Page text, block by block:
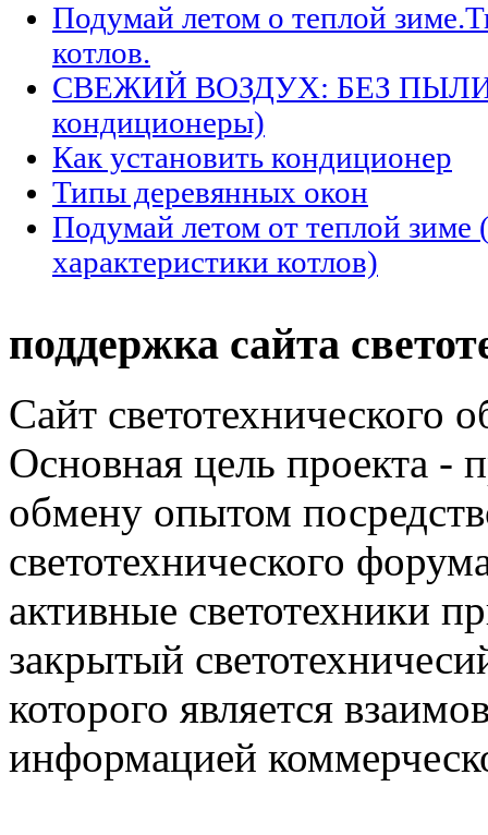
Подумай летом о теплой
котлов.
СВЕЖИЙ ВОЗДУХ: БЕЗ ПЫЛИ
кондиционеры)
Как установить кондиционер
Типы деревянных окон
Подумай летом от теплой зиме
характеристики котлов)
поддержка сайта
Сайт светотехнического
Основная цель проекта -
обмену опытом
светотехнического
активные светотехники
закрытый
которого является
информацией